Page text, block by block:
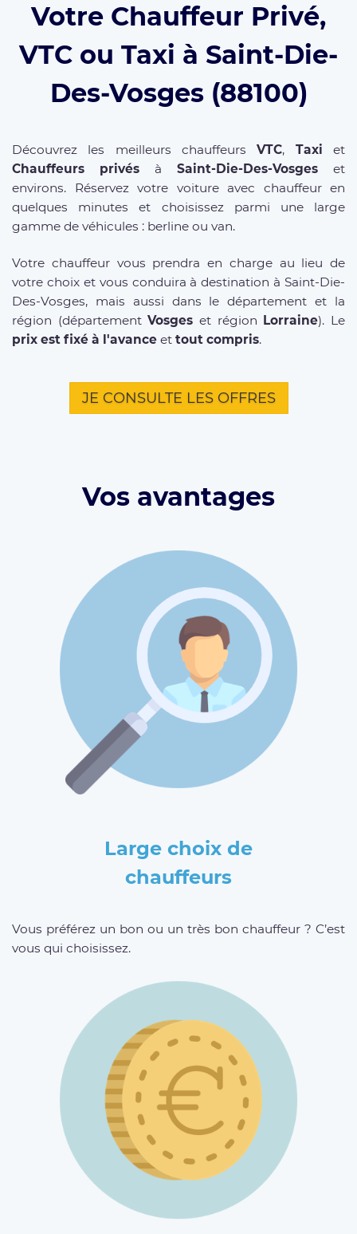
Votre Chauffeur Privé,
VTC ou Taxi à Saint-Die-
Des-Vosges (88100)
Découvrez les meilleurs chauffeursVTC, Taxi et
Chauffeurs privés à Saint-Die-Des-Vosges et
environs. Réservez votre voiture avec chauffeur en
quelques minutes et choisissez parmi une large
gamme de véhicules : berline ou van.
Votre chauffeur vous prendra en charge au lieu de
votre choix et vous conduira à destination à Saint-Die-
Des-Vosges, mais aussi dans le département et la
région (départementVosges et région Lorraine). Le
prix est fixé à l'avance et tout compris.
JE CONSULTE LES OFFRES
Vos avantages
Large choix de
chauffeurs
Vous préférez un bon ou un très bon chauffeur ? C’est
vous qui choisissez.